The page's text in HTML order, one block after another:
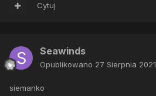
Cytuj
Seawinds
Opublikowano 27 Sierpnia 2021
siemanko